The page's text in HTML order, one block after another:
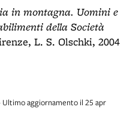
in montagna. Uomini e
della Società
L. S. Olschki, 2004
aggiornamento il 25 apr